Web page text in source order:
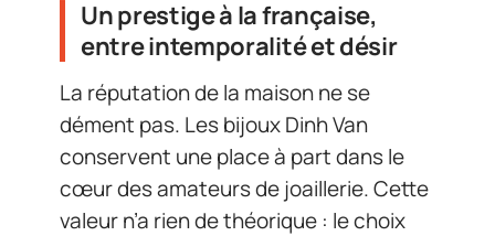
Un prestige à la française,
entre intemporalité et désir
La réputation de la maison ne se
dément pas. Les bijoux Dinh Van
conservent une place à part dans le
cœur des amateurs de joaillerie. Cette
valeur n’a rien de théorique : le choix